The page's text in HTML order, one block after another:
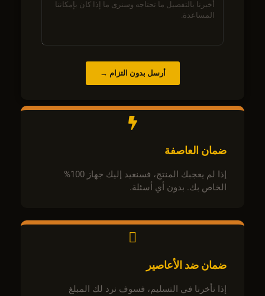
أرسل بدون التزام →
ضمان العاصفة
إذا لم يعجبك المنتج، فسنعيد إليك جهاز 100%
الخاص بك. بدون أي أسئلة.
ضمان ضد الأعاصير
إذا تأخرنا في التسليم، فسوف نرد لك المبلغ